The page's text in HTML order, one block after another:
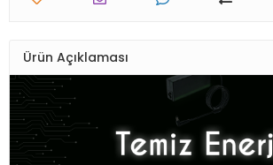
Ürün Açıklaması